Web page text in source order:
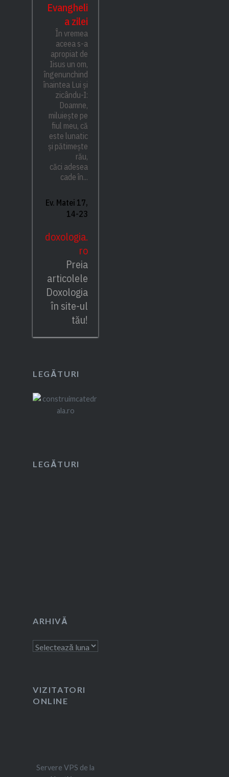
Evangheli
a zilei
În vremea
aceea s-a
apropiat de
Iisus un om,
îngenunchind
înaintea Lui și
zicându-I:
Doamne,
miluiește pe
fiul meu, că
este lunatic
și pătimește
rău,
căci adesea
cade în...
Ev. Matei 17,
14-23
doxologia.
ro
Preia
articolele
Doxologia
în site-ul
tău!
LEGĂTURI
LEGĂTURI
ARHIVĂ
Arhivă
VIZITATORI
ONLINE
Servere VPS de la